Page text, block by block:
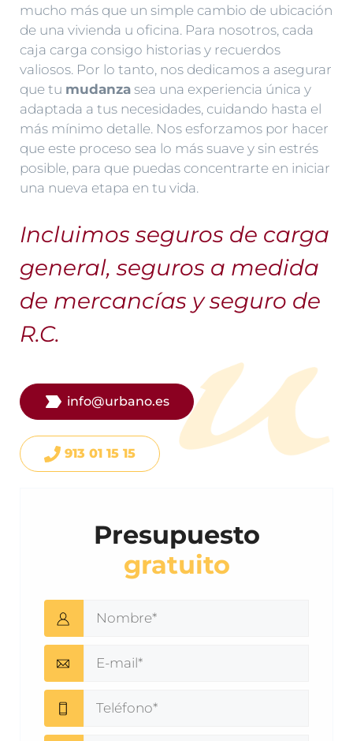
mucho más que un simple cambio de ubicación
de una vivienda u oficina. Para nosotros, cada
caja carga consigo historias y recuerdos
valiosos. Por lo tanto, nos dedicamos a asegurar
que tu mudanza sea una experiencia única y
adaptada a tus necesidades, cuidando hasta el
más mínimo detalle. Nos esforzamos por hacer
que este proceso sea lo más suave y sin estrés
posible, para que puedas concentrarte en iniciar
una nueva etapa en tu vida.
Incluimos seguros de carga
general, seguros a medida
de mercancías y seguro de
R.C.
info@urbano.es
913 01 15 15
Presupuesto
gratuito